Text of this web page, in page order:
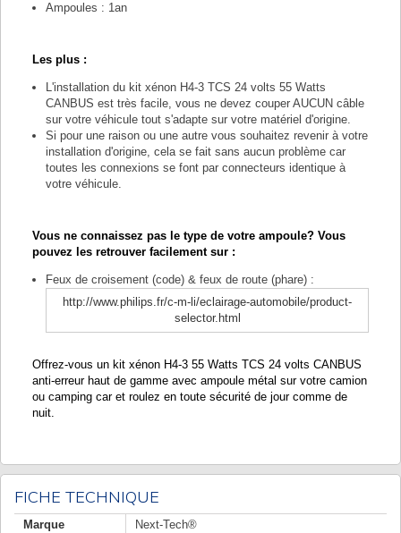
Ampoules : 1an
Les plus :
L'installation du kit xénon H4-3 TCS 24 volts 55 Watts
CANBUS est très facile, vous ne devez couper AUCUN câble
sur votre véhicule tout s'adapte sur votre matériel d'origine.
Si pour une raison ou une autre vous souhaitez revenir à votre
installation d'origine, cela se fait sans aucun problème car
toutes les connexions se font par connecteurs identique à
votre véhicule.
Vous ne connaissez pas le type de votre ampoule? Vous
pouvez les retrouver facilement sur :
Feux de croisement (code) & feux de route (phare) :
http://www.philips.fr/c-m-li/eclairage-automobile/product-
selector.html
Offrez-vous un kit xénon H4-3 55 Watts TCS 24 volts CANBUS
anti-erreur haut de gamme avec ampoule métal sur votre camion
ou camping car et roulez en toute sécurité de jour comme de
nuit.
FICHE TECHNIQUE
Marque
Next-Tech®